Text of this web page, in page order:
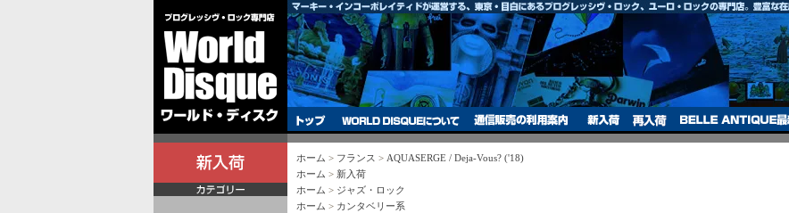
ホーム > フランス > AQUASERGE / Deja-Vous? ('18)
ホーム > 新入荷
ホーム > ジャズ・ロック
ホーム > カンタベリー系